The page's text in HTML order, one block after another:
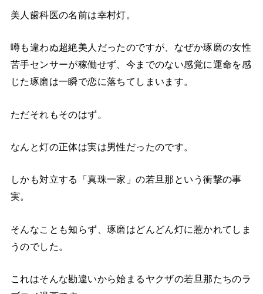
美人歯科医の名前は幸村灯。
噂も違わぬ超絶美人だったのですが、なぜか琢磨の女性
苦手センサーが稼働せず、今までのない感覚に運命を感
じた琢磨は一瞬で恋に落ちてしまいます。
ただそれもそのはず。
なんと灯の正体は実は男性だったのです。
しかも対立する「真珠一家」の若旦那という衝撃の事
実。
そんなことも知らず、琢磨はどんどん灯に惹かれてしま
うのでした。
これはそんな勘違いから始まるヤクザの若旦那たちのラ